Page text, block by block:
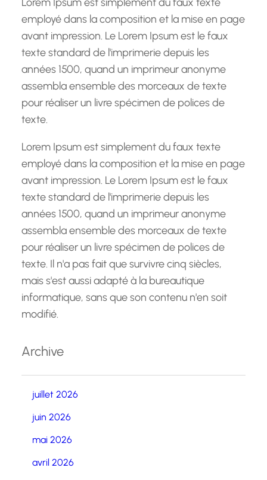
employé dans la composition et la mise en page
avant impression. Le Lorem Ipsum est le faux
texte standard de l'imprimerie depuis les
années 1500, quand un imprimeur anonyme
assembla ensemble des morceaux de texte
pour réaliser un livre spécimen de polices de
texte.
Lorem Ipsum est simplement du faux texte
employé dans la composition et la mise en page
avant impression. Le Lorem Ipsum est le faux
texte standard de l'imprimerie depuis les
années 1500, quand un imprimeur anonyme
assembla ensemble des morceaux de texte
pour réaliser un livre spécimen de polices de
texte. Il n'a pas fait que survivre cinq siècles,
mais s'est aussi adapté à la bureautique
informatique, sans que son contenu n'en soit
modifié.
Archive
juillet 2026
juin 2026
mai 2026
avril 2026